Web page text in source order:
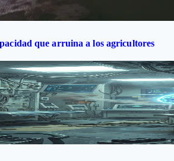
que arruina a los agricultores